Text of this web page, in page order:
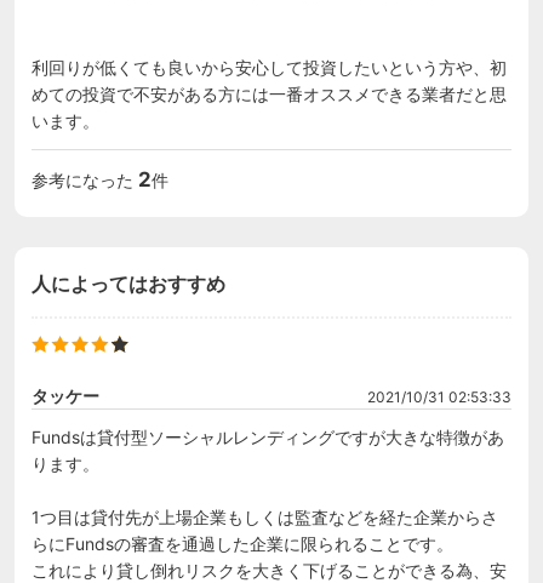
利回りが低くても良いから安心して投資したいという方や、初
めての投資で不安がある方には一番オススメできる業者だと思
います。
参考になった 2件
人によってはおすすめ
タッケー 2021/10/31 02:53:33
Fundsは貸付型ソーシャルレンディングですが大きな特徴があ
ります。
1つ目は貸付先が上場企業もしくは監査などを経た企業からさ
らにFundsの審査を通過した企業に限られることです。
これにより貸し倒れリスクを大きく下げることができる為、安